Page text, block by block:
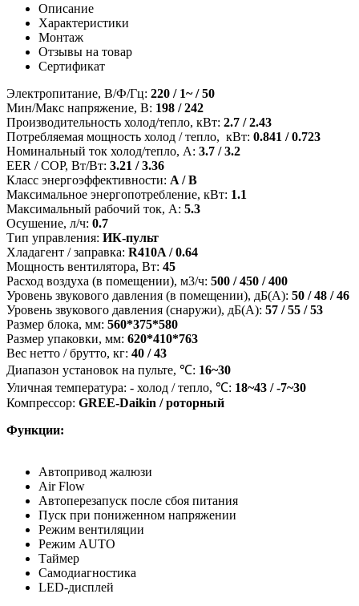
Описание
Характеристики
Монтаж
Отзывы на товар
Сертификат
Электропитание, В/Ф/Гц: 220 / 1~ / 50
Мин/Макс напряжение, В: 198 / 242
Производительность холод/тепло, кВт: 2.7 / 2.43
Потребляемая мощность холод / тепло, кВт: 0.841 / 0.723
Номинальный ток холод/тепло, A: 3.7 / 3.2
EER / COP, Вт/Вт: 3.21 / 3.36
Класс энергоэффективности: A / B
Максимальное энергопотребление, кВт: 1.1
Максимальный рабочий ток, A: 5.3
Осушение, л/ч: 0.7
Тип управления: ИК-пульт
Хладагент / заправка: R410A / 0.64
Мощность вентилятора, Вт: 45
Расход воздуха (в помещении), м3/ч: 500 / 450 / 400
Уровень звукового давления (в помещении), дБ(А): 50 / 48 / 46
Уровень звукового давления (снаружи), дБ(А): 57 / 55 / 53
Размер блока, мм: 560*375*580
Размер упаковки, мм: 620*410*763
Вес нетто / брутто, кг: 40 / 43
Диапазон установок на пульте, ℃: 16~30
Уличная температура: - холод / тепло, ℃: 18~43 / -7~30
Компрессор: GREE-Daikin / роторный
Функции:
Автопривод жалюзи
Air Flow
Автоперезапуск после сбоя питания
Пуск при пониженном напряжении
Режим вентиляции
Режим AUTO
Таймер
Самодиагностика
LED-дисплей